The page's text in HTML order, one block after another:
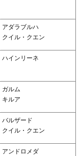
アダラブルハ
クイル・クエン
ハインリーネ
ガルム
キルア
バルザード
クイル・クエン
アンドロメダ